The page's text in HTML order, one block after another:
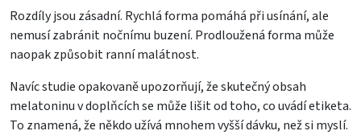
Rozdíly jsou zásadní. Rychlá forma pomáhá při usínání, ale
nemusí zabránit nočnímu buzení. Prodloužená forma může
naopak způsobit ranní malátnost.
Navíc studie opakovaně upozorňují, že skutečný obsah
melatoninu v doplňcích se může lišit od toho, co uvádí etiketa.
To znamená, že někdo užívá mnohem vyšší dávku, než si myslí.